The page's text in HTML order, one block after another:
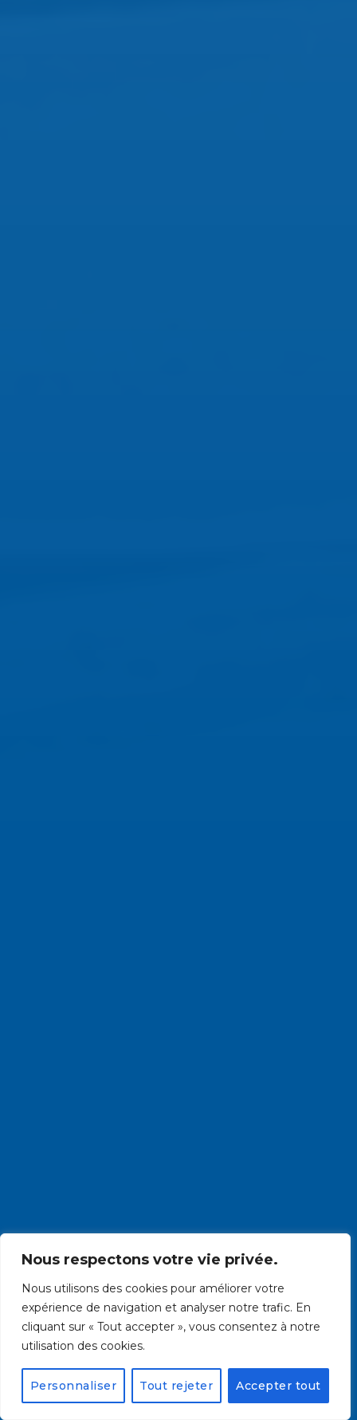
Nous respectons votre vie privée.
Nous utilisons des cookies pour améliorer votre
expérience de navigation et analyser notre trafic. En
cliquant sur « Tout accepter », vous consentez à notre
utilisation des cookies.
Personnaliser Tout rejeter Accepter tout